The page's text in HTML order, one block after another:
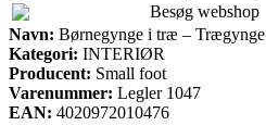
Besøg webshop
Navn: Børnegynge i træ – Trægynge
Kategori: INTERIØR
Producent: Small foot
Varenummer: Legler 1047
EAN: 4020972010476